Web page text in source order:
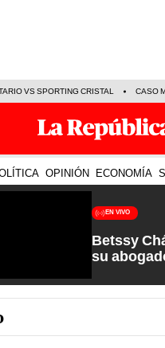
VS SPORTING CRISTAL CASO
OPINIÓN ECONOMÍA
EN VIVO
Betssy
su
Carlos